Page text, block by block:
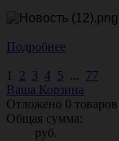
Подробнее
1 2 3 4 5 ... 77
Ваша Корзина
Отложено 0 товаров
Общая сумма:
руб.